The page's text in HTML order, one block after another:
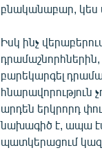
բնականաբար, կես
Իսկ ինչ
բարեկարգել
հնարավորություն
արդեն երկրորդ
նախագիծ է, ապա
պատկերացում